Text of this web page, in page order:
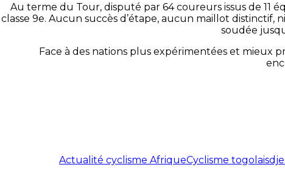
Au terme du Tour, disputé par 64 coureurs issus de 11
classe 9e. Aucun succès d’étape, aucun maillot
soudée
Face à des nations plus expérimentées et mieux
Actualité cyclisme AfriqueCyclisme togolais